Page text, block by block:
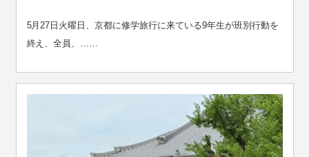
5月27日火曜日、京都に修学旅行に来ている9年生が班別行動を
終え、全員、……